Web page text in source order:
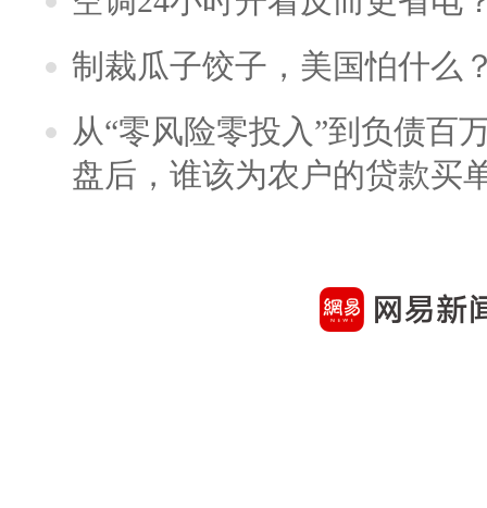
制裁瓜子饺子，美国怕什么
从“零风险零投入”到负债百
盘后，谁该为农户的贷款买